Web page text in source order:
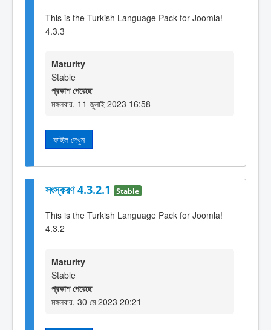
This is the Turkish Language Pack for Joomla!
4.3.3
Maturity
Stable
প্রকাশ পেয়েছে
মঙ্গলবার, 11 জুলাই 2023 16:58
ফাইল দেখুন
সংস্করণ 4.3.2.1 Stable
This is the Turkish Language Pack for Joomla!
4.3.2
Maturity
Stable
প্রকাশ পেয়েছে
মঙ্গলবার, 30 মে 2023 20:21